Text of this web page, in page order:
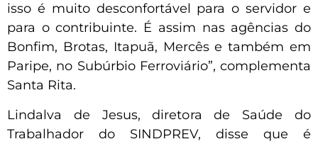
isso é muito desconfortável para o servidor e
para o contribuinte. É assim nas agências do
Bonfim, Brotas, Itapuã, Mercês e também em
Paripe, no Subúrbio Ferroviário”, complementa
Santa Rita.
Lindalva de Jesus, diretora de Saúde do
Trabalhador do SINDPREV, disse que é